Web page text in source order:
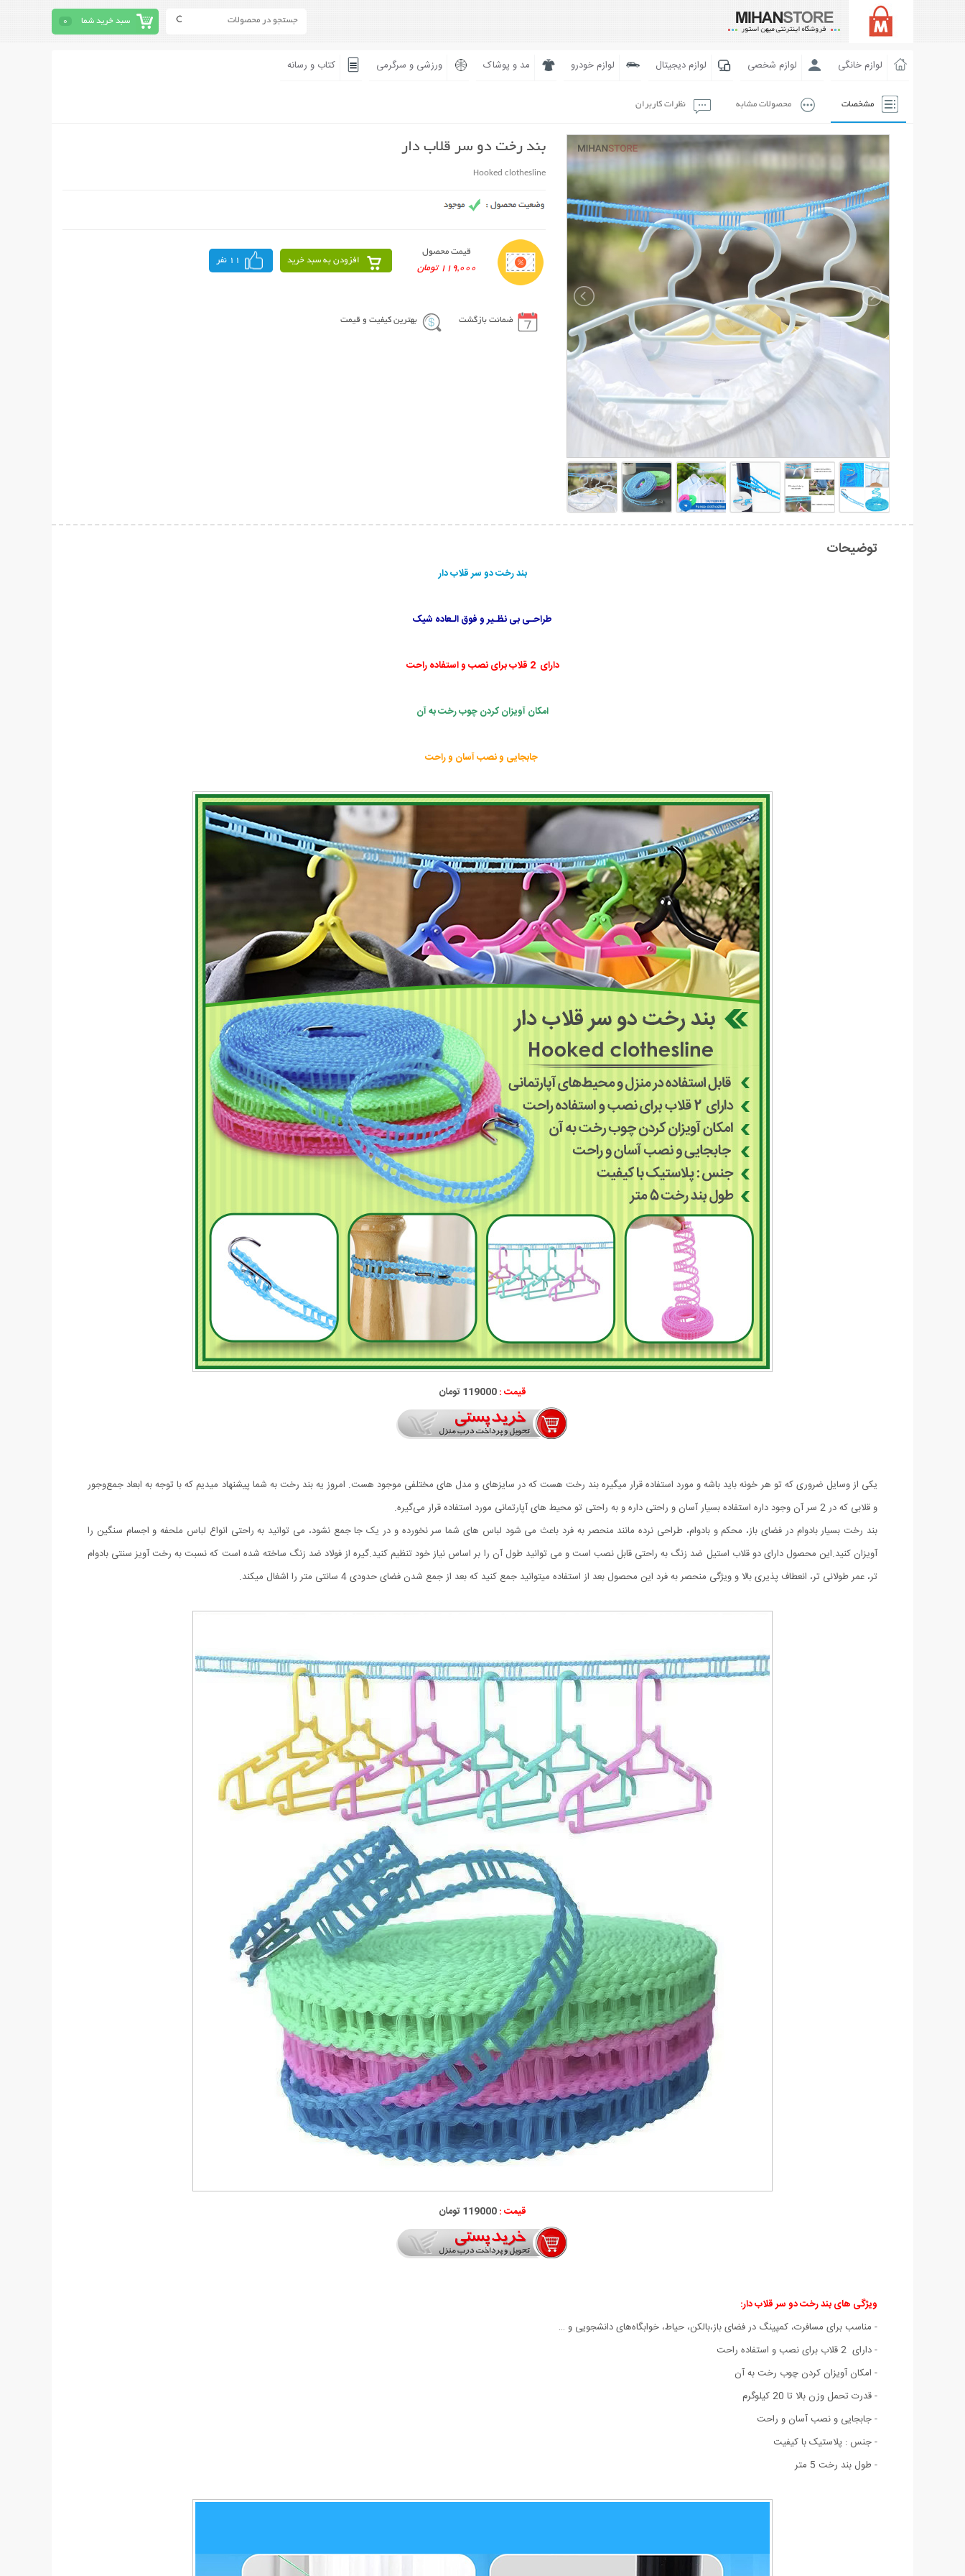
سبد خرید شما 0
لوازم خانگی لوازم شخصی لوازم دیجیتال لوازم خودرو مد و پوشاک ورزشی و سرگرمی کتاب و رسانه
مشخصات محصولات مشابه نظرات کاربران
بند رخت دو سر قلاب دار
Hooked clothesline
قیمت محصول
119,000 تومان
افزودن به سبد خرید 11 نفر
ضمانت بازگشت بهترین کیفیت و قیمت
توضیحات
بند رخت دو سر قلاب دار
طراحـی بی نظـیر و فوق الـعاده شیک
دارای 2 قلاب برای نصب و استفاده راحت
امکان آویزان کردن چوب رخت به آن
جابجایی و نصب آسان و راحت
قیمت :119000 تومان
یکی از وسایل ضروری که تو هر خونه باید باشه و مورد استفاده قرار میگیره بند رخت هست که در سایزهای و مدل های مختلفی موجود هست. امروز یه بند رخت به شما پیشنهاد میدیم که با توجه به ابعاد جمع‌وجور
و قلابی که در 2 سر آن وجود داره استفاده بسیار آسان و راحتی داره و به راحتی تو محیط های آپارتمانی مورد استفاده قرار می‌گیره.
بند رخت بسیار بادوام در فضای باز، محکم و بادوام، طراحی نرده مانند منحصر به فرد باعث می شود لباس های شما سر نخورده و در یک جا جمع نشود، می توانید به راحتی انواع لباس ملحفه و اجسام سنگین را
آویزان کنید.این محصول دارای دو قلاب استیل ضد زنگ به راحتی قابل نصب است و می توانید طول آن را بر اساس نیاز خود تنظیم کنید.گیره از فولاد ضد زنگ ساخته شده است که نسبت به رخت آویز سنتی بادوام
تر، عمر طولانی تر، انعطاف پذیری بالا و ویژگی منحصر به فرد این محصول بعد از استفاده میتوانید جمع کنید که بعد از جمع شدن فضای حدودی 4 سانتی متر را اشغال میکند.
قیمت :119000 تومان
ویژگی های بند رخت دو سر قلاب دار:
- مناسب برای مسافرت، کمپینگ در فضای باز،بالکن، حیاط، خوابگاه‌های دانشجویی و …
- دارای 2 قلاب برای نصب و استفاده راحت
- امکان آویزان کردن چوب رخت به آن
- قدرت تحمل وزن بالا تا 20 کیلوگرم
- جابجایی و نصب آسان و راحت
- جنس : پلاستیک با کیفیت
- طول بند رخت 5 متر